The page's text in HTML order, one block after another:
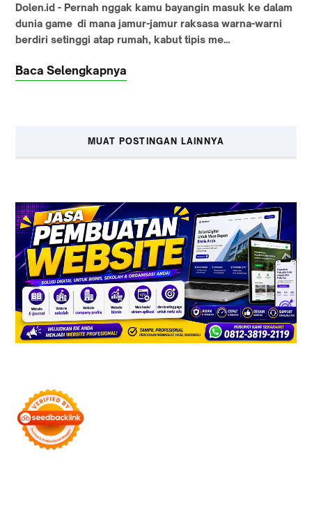
Dolen.id - Pernah nggak kamu bayangin masuk ke dalam
dunia game di mana jamur-jamur raksasa warna-warni
berdiri setinggi atap rumah, kabut tipis me…
Baca Selengkapnya
MUAT POSTINGAN LAINNYA